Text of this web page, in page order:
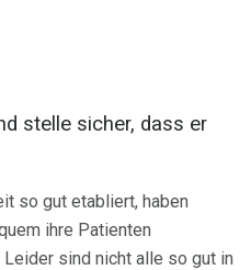
stelle sicher, dass er
so gut etabliert, haben
ihre Patienten
sind nicht alle so gut in